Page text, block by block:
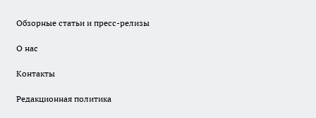
Обзорные статьи и пресс-релизы
О нас
Контакты
Редакционная политика